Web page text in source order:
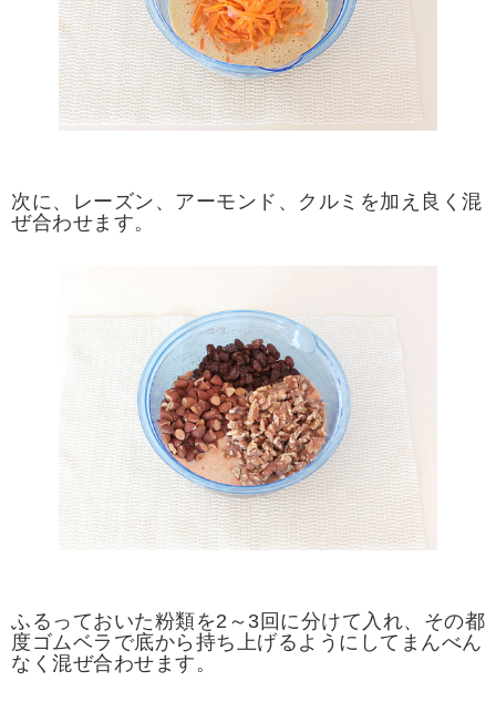
次に、レーズン、アーモンド、クルミを加え良く混
ぜ合わせます。
ふるっておいた粉類を2～3回に分けて入れ、その都
度ゴムベラで底から持ち上げるようにしてまんべん
なく混ぜ合わせます。